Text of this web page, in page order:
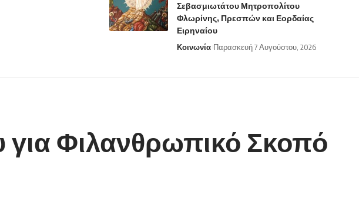
Σεβασμιωτάτου Μητροπολίτου
Φλωρίνης, Πρεσπών και Εορδαίας
Ειρηναίου
Κοινωνία Παρασκευή 7 Αυγούστου, 2026
Φιλανθρωπικό Σκοπό